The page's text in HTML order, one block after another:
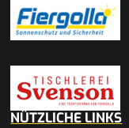
NÜTZLICHE LINKS